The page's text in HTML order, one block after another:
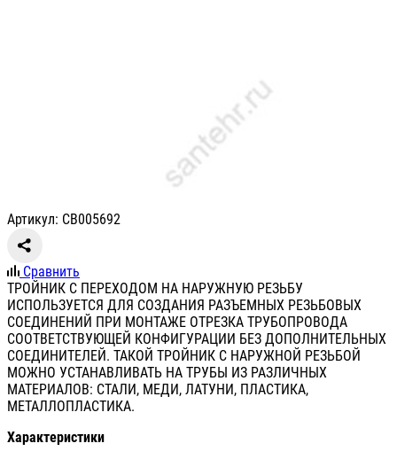
Артикул: СВ005692
Сравнить
ТРОЙНИК С ПЕРЕХОДОМ НА НАРУЖНУЮ РЕЗЬБУ
ИСПОЛЬЗУЕТСЯ ДЛЯ СОЗДАНИЯ РАЗЪЕМНЫХ РЕЗЬБОВЫХ
СОЕДИНЕНИЙ ПРИ МОНТАЖЕ ОТРЕЗКА ТРУБОПРОВОДА
СООТВЕТСТВУЮЩЕЙ КОНФИГУРАЦИИ БЕЗ ДОПОЛНИТЕЛЬНЫХ
СОЕДИНИТЕЛЕЙ. ТАКОЙ ТРОЙНИК С НАРУЖНОЙ РЕЗЬБОЙ
МОЖНО УСТАНАВЛИВАТЬ НА ТРУБЫ ИЗ РАЗЛИЧНЫХ
МАТЕРИАЛОВ: СТАЛИ, МЕДИ, ЛАТУНИ, ПЛАСТИКА,
МЕТАЛЛОПЛАСТИКА.
Характеристики